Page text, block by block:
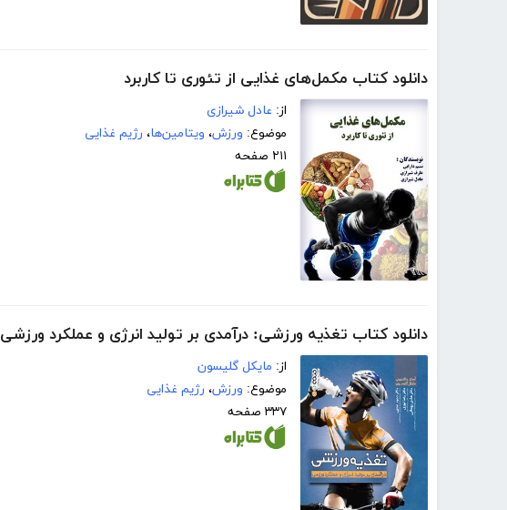
دانلود کتاب مکمل‌های غذایی از تئوری تا کاربرد
از: عادل شیرازی
موضوع: ورزش، ویتامین‌ها، رژیم غذایی
۲۱۱ صفحه
دانلود کتاب تغذیه ورزشی: درآمدی بر تولید انرژی و عملکرد ورزشی
از: مایکل گلیسون
موضوع: ورزش، رژیم غذایی
۳۳۷ صفحه